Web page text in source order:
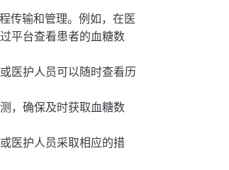
传输和管理。例如，在医
平台查看患者的血糖数
医护人员可以随时查看历
，确保及时获取血糖数
医护人员采取相应的措